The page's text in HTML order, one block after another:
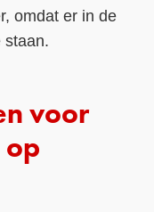
omdat er in de
staan.
voor
op